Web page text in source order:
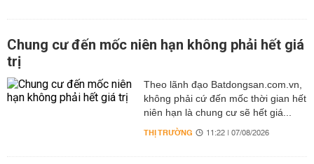
Chung cư đến mốc niên hạn không phải hết giá
trị
Theo lãnh đạo Batdongsan.com.vn,
không phải cứ đến mốc thời gian hết
niên hạn là chung cư sẽ hết giá...
THỊ TRƯỜNG 11:22 | 07/08/2026